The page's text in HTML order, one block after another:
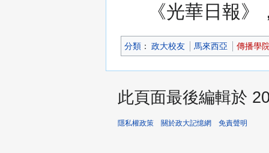
《光華日報
分類 ：​ 政大校友 馬來西亞 傳播學
此頁面最後編輯於
隱私權政策 關於政大記憶網 免責聲明